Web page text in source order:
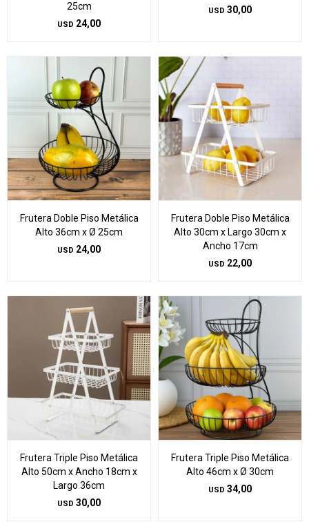
25cm
USD 24,00
USD 30,00
Frutera Doble Piso Metálica
Alto 36cm x Ø 25cm
USD 24,00
Frutera Doble Piso Metálica
Alto 30cm x Largo 30cm x
Ancho 17cm
USD 22,00
Frutera Triple Piso Metálica
Alto 50cm x Ancho 18cm x
Largo 36cm
USD 30,00
Frutera Triple Piso Metálica
Alto 46cm x Ø 30cm
USD 34,00